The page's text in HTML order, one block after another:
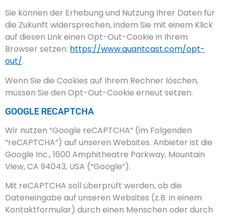
Sie können der Erhebung und Nutzung Ihrer Daten für
die Zukunft widersprechen, indem Sie mit einem Klick
auf diesen Link einen Opt-Out-Cookie in Ihrem
Browser setzen: https://www.quantcast.com/opt-
out/.
Wenn Sie die Cookies auf Ihrem Rechner löschen,
müssen Sie den Opt-Out-Cookie erneut setzen.
GOOGLE RECAPTCHA
Wir nutzen “Google reCAPTCHA” (im Folgenden
“reCAPTCHA”) auf unseren Websites. Anbieter ist die
Google Inc., 1600 Amphitheatre Parkway, Mountain
View, CA 94043, USA (“Google”).
Mit reCAPTCHA soll überprüft werden, ob die
Dateneingabe auf unseren Websites (z.B. in einem
Kontaktformular) durch einen Menschen oder durch